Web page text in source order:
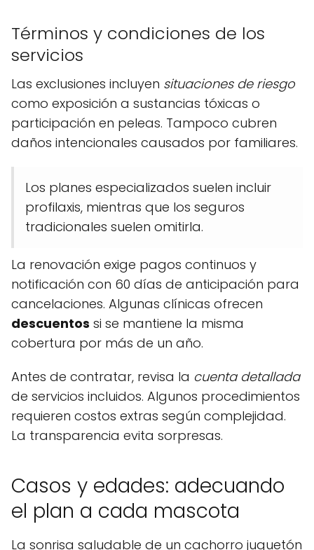
Términos y condiciones de los
servicios
Las exclusiones incluyen situaciones de riesgo
como exposición a sustancias tóxicas o
participación en peleas. Tampoco cubren
daños intencionales causados por familiares.
Los planes especializados suelen incluir
profilaxis, mientras que los seguros
tradicionales suelen omitirla.
La renovación exige pagos continuos y
notificación con 60 días de anticipación para
cancelaciones. Algunas clínicas ofrecen
descuentos si se mantiene la misma
cobertura por más de un año.
Antes de contratar, revisa la cuenta detallada
de servicios incluidos. Algunos procedimientos
requieren costos extras según complejidad.
La transparencia evita sorpresas.
Casos y edades: adecuando
el plan a cada mascota
La sonrisa saludable de un cachorro juguetón